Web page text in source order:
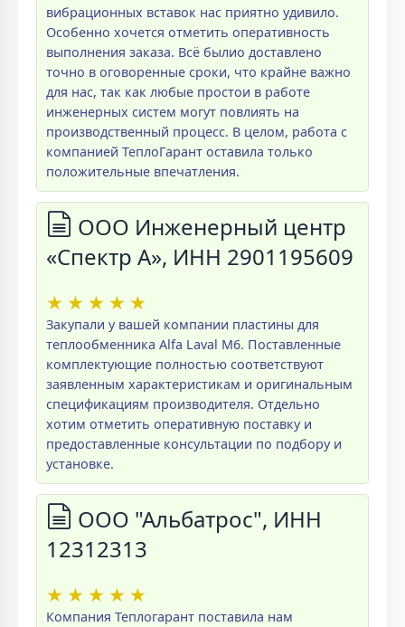
вибрационных вставок нас приятно удивило.
Особенно хочется отметить оперативность
выполнения заказа. Всё былио доставлено
точно в оговоренные сроки, что крайне важно
для нас, так как любые простои в работе
инженерных систем могут повлиять на
производственный процесс. В целом, работа с
компанией ТеплоГарант оставила только
положительные впечатления.
ООО Инженерный центр
«Спектр А», ИНН 2901195609
★ ★ ★ ★ ★
Закупали у вашей компании пластины для
теплообменника Alfa Laval M6. Поставленные
комплектующие полностью соответствуют
заявленным характеристикам и оригинальным
спецификациям производителя. Отдельно
хотим отметить оперативную поставку и
предоставленные консультации по подбору и
установке.
ООО "Альбатрос", ИНН
12312313
★ ★ ★ ★ ★
Компания Теплогарант поставила нам